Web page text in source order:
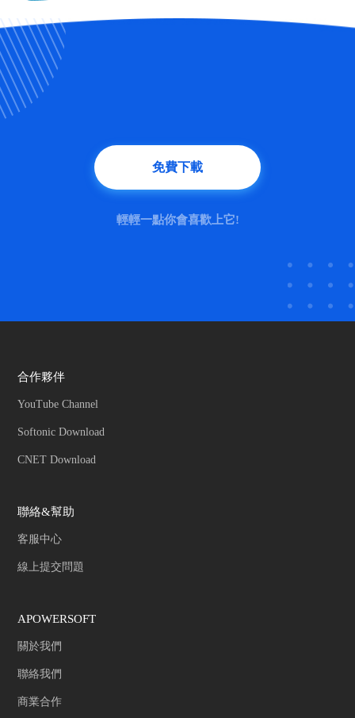
免費下載
輕輕一點你會喜歡上它!
合作夥伴
YouTube Channel
Softonic Download
CNET Download
聯絡&幫助
客服中心
線上提交問題
APOWERSOFT
關於我們
聯絡我們
商業合作